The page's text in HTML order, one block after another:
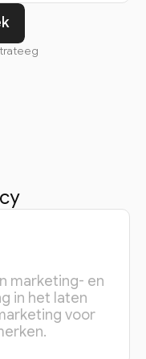
marketing- en
in het laten
voor